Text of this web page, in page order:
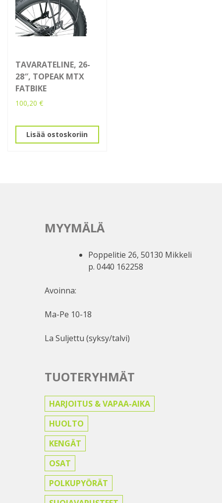
TAVARATELINE, 26-
28″, TOPEAK MTX
FATBIKE
100,20 €
Lisää ostoskoriin
MYYMÄLÄ
Poppelitie 26, 50130 Mikkeli
p. 0440 162258
Avoinna:
Ma-Pe 10-18
La Suljettu (syksy/talvi)
TUOTERYHMÄT
HARJOITUS & VAPAA-AIKA
HUOLTO
KENGÄT
OSAT
POLKUPYÖRÄT